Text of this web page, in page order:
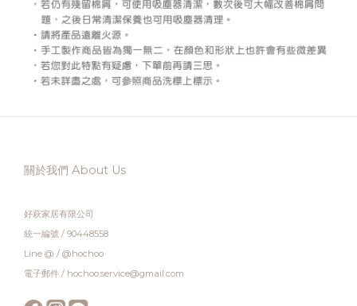
關於我們 About Us
好萩家居有限公司
統一編號 / 90448558
Line @ / @hochoo
電子郵件 / hochoo.service@gmail.com